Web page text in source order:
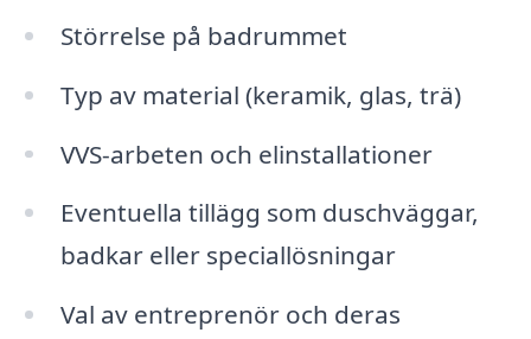
Störrelse på badrummet
Typ av material (keramik, glas, trä)
VVS-arbeten och elinstallationer
Eventuella tillägg som duschväggar,
badkar eller speciallösningar
Val av entreprenör och deras